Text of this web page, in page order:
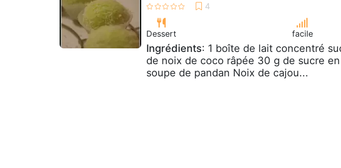
Dessert facile
Ingrédients: 1 boîte de lait concentré
de noix de coco râpée 30 g de sucre
soupe de pandan Noix de cajou...